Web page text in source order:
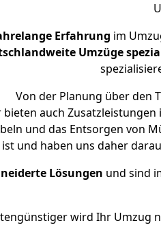
Erfahrung im
Umzüge
Von der Planung über den
auch
und das Entsorgen von
und haben uns daher
Lösungen und sind
wird Ihr Umzug